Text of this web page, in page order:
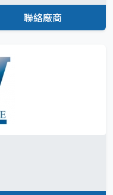
聯絡廠商